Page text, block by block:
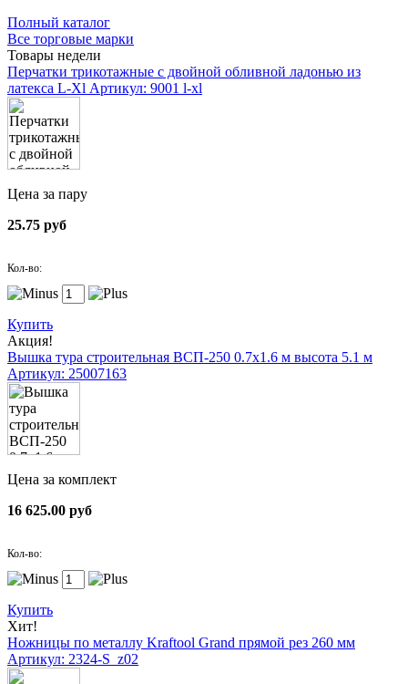
Полный каталог
Все торговые марки
Товары недели
Перчатки трикотажные с двойной обливной ладонью из
латекса L-Xl Артикул: 9001 l-xl
Цена за пару
25.75 руб
Кол-во:
Купить
Акция!
Вышка тура строительная ВСП-250 0.7х1.6 м высота 5.1 м
Артикул: 25007163
Цена за комплект
16 625.00 руб
Кол-во:
Купить
Хит!
Ножницы по металлу Kraftool Grand прямой рез 260 мм
Артикул: 2324-S_z02